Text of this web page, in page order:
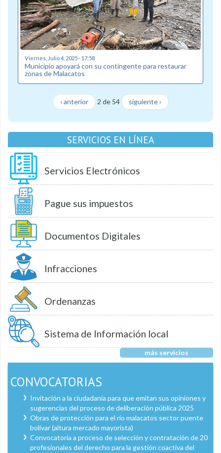
Viernes, Julio 4, 2025 - 17:58
Municipio apoyará con su contingente para restaurar
zonas de Malacatos
‹ anterior 2 de 54 siguiente ›
SERVICIOS EN LÍNEA
Servicios Electrónicos
Pague sus impuestos
Documentos Digitales
Infracciones
Ordenanzas
Sistema de Información local
más servicios
CONVOCATORIAS
Invitación a la ciudadanía para que emitan sus opiniones y
sugerencias del proceso de deliberación pública 2025
Obras de protección para el río malacatos sector puente
bolívar (altura mercado mayorista)
Convocatoria a proceso de selección y contratación de 20
profesionales del derecho para la gestión coactiva del